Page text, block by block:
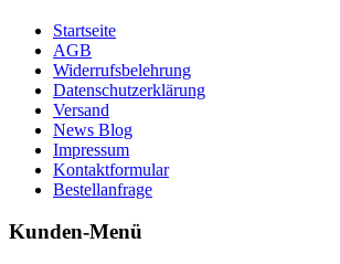
Startseite
AGB
Widerrufsbelehrung
Datenschutzerklärung
Versand
News Blog
Impressum
Kontaktformular
Bestellanfrage
Kunden-Menü